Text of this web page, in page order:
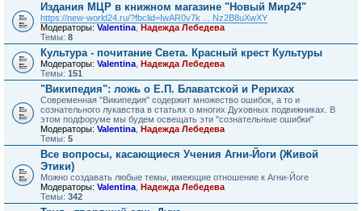
Издания МЦР в книжном магазине "Новый Мир24"
https://new-world24.ru/?fbclid=IwAR0v7k ... Nz2B8uXwXY
Модераторы: Valentina Надежда Лебедева
Темы: 8
Культура - почитание Света. Красный крест Культуры
Модераторы: Valentina Надежда Лебедева
Темы: 151
"Википедия": ложь о Е.П. Блаватской и Рерихах
Современная "Википедия" содержит множество ошибок, а то и
сознательного лукавства в статьях о многих Духовных подвижниках. В
этом подфоруме мы будем освещать эти "сознательные ошибки"
Модераторы: Valentina Надежда Лебедева
Темы: 5
Все вопросы, касающиеся Учения Агни-Йоги (Живой
Этики)
Можно создавать любые темы, имеющие отношение к Агни-Йоге
Модераторы: Valentina Надежда Лебедева
Темы: 342